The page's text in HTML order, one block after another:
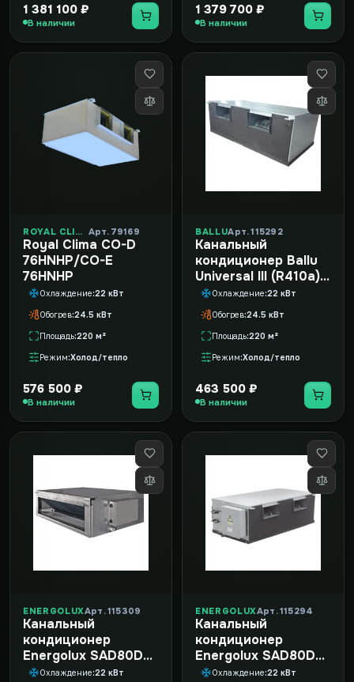
1 381 100 ₽
В наличии
1 379 700 ₽
В наличии
ROYAL CLIMA Арт. 79169
Royal Clima CO-D
76HNHP/CO-E
76HNHP
Охлаждение 22 кВт
Обогрев 24.5 кВт
Площадь 220 м²
Режим Холод/тепло
576 500 ₽
В наличии
BALLUАрт. 115292
Канальный
кондиционер Ballu
Universal III (R410a)
BLC_D-80HN1_21Y
Охлаждение 22 кВт
Обогрев 24.5 кВт
Площадь 220 м²
Режим Холод/тепло
463 500 ₽
В наличии
ENERGOLUXАрт. 115309
Канальный
кондиционер
Energolux SAD80D3-
A/SAU80U3-A-WS30
Охлаждение 22 кВт
ENERGOLUXАрт. 115294
Канальный
кондиционер
Energolux SAD80D3-
A/SAU80U3-A-WS40
Охлаждение 22 кВт